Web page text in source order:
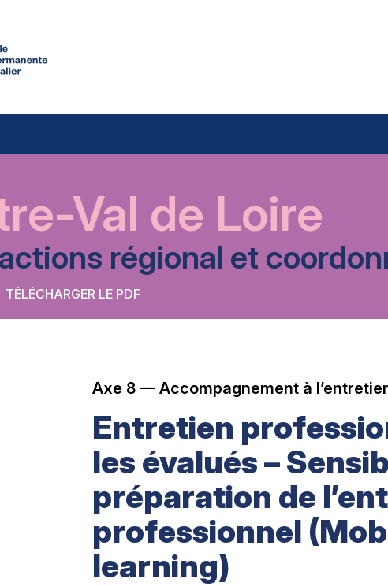
Val de Loire
régional et
TÉLÉCHARGER LE PDF
Axe 8 — Accompagnement à
Entretien
les évalués –
préparation de
professionnel
learning)